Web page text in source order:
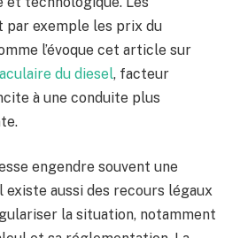
exemple les prix du
l’évoque cet article sur
du diesel, facteur
à une conduite plus
engendre souvent une
existe aussi des recours légaux
la situation, notamment